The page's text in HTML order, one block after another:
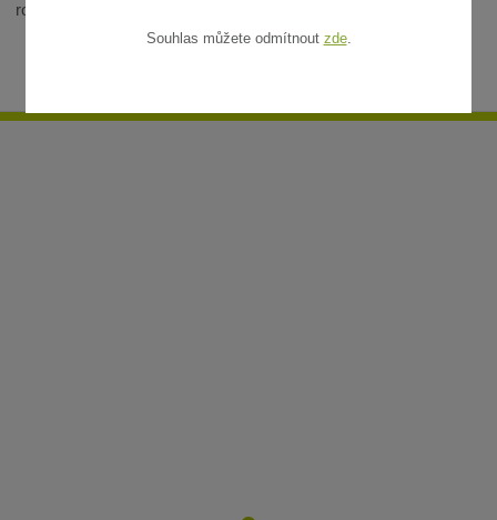
rostlinám to nejlepší.
Souhlas můžete odmítnout zde.